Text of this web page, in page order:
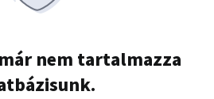
nem tartalmazza